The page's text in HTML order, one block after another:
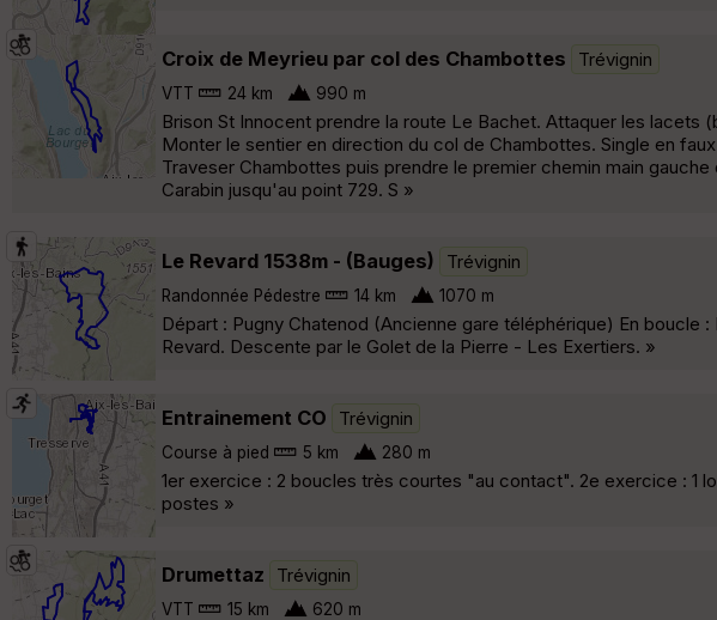
Croix de Meyrieu par col des Chambottes Trévignin
VTT 24 km 990 m
Brison St Innocent prendre la route Le Bachet. Attaquer les lacets
Monter le sentier en direction du col de Chambottes. Single en
Traveser Chambottes puis prendre le premier chemin main
Carabin jusqu'au point 729. S »
Le Revard 1538m - (Bauges) Trévignin
Randonnée Pédestre 14 km 1070 m
Départ : Pugny Chatenod (Ancienne gare téléphérique) En
Revard. Descente par le Golet de la Pierre - Les Exertiers. »
Entrainement CO Trévignin
Course à pied 5 km 280 m
1er exercice : 2 boucles très courtes "au contact". 2e exercice : 1
postes »
Drumettaz Trévignin
VTT 15 km 620 m